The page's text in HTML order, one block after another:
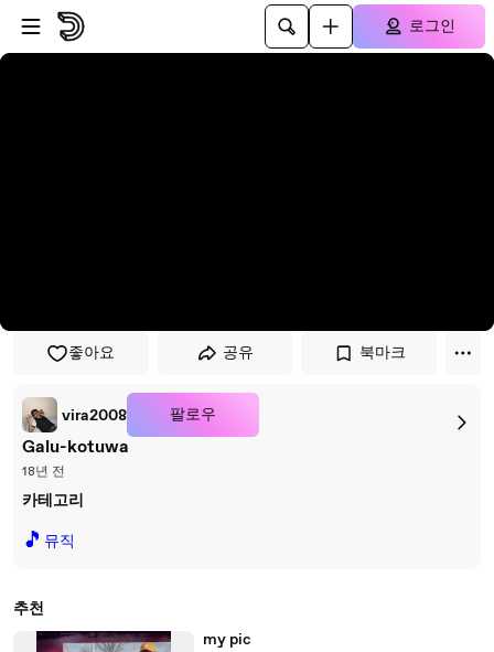
플레이어로 건너뛰기
본문으로 건너뛰기
로그인
좋아요 공유 북마크
vira2008 팔로우
Galu-kotuwa
18년 전
카테고리
🎵 뮤직
추천
my pic